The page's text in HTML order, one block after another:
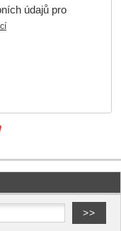
údajů pro